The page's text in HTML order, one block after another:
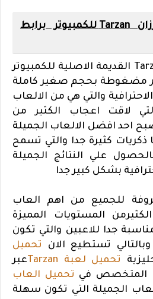
تحميل لعبة طرزان Tarzan للكمبيوتر برابط
تحميل لعبة طرزان Tarzan القديمة الاصلية للكمبيوتر
مضغوطة بحجم صغير كاملة
والتي هي من الالعاب
لاقت اعجاب الكثير من
احد افضل الالعاب الجميلة
ذكريات كثيرة جدا والتي تسمح
علي النتائج الجميلة
بشكل كبير جدا
للجميع من اهم العاب
المستويات المميزة
جدا للاعبين والتي تكون
تستطيع الان
تحميل
تحميل لعبة Tarzan
عبر
المتخصص في تحميل العاب
الجميلة التي تكون سهلة